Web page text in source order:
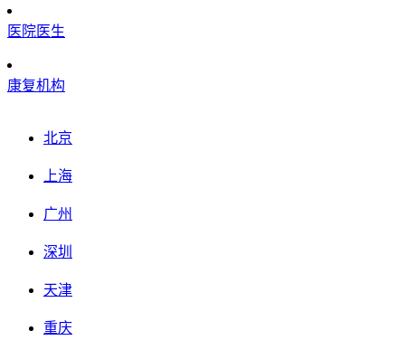
医院医生
康复机构
北京
上海
广州
深圳
天津
重庆